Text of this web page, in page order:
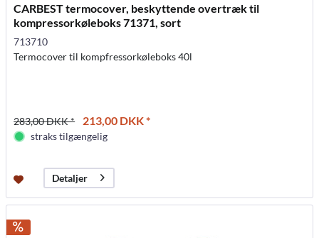
CARBEST termocover, beskyttende overtræk til
kompressorkøleboks 71371, sort
713710
Termocover til kompfressorkøleboks 40l
283,00 DKK * 213,00 DKK *
straks tilgængelig
Detaljer